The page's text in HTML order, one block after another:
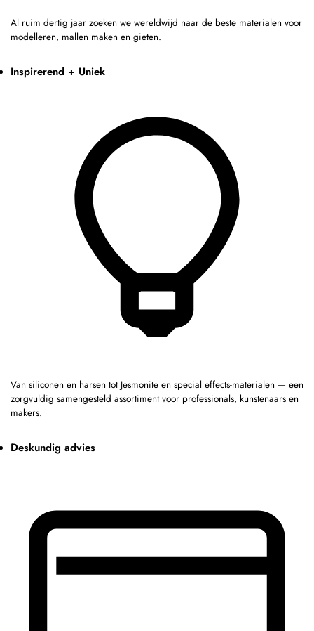
Al ruim dertig jaar zoeken we wereldwijd naar de beste materialen voor
modelleren, mallen maken en gieten.
Inspirerend + Uniek
Van siliconen en harsen tot Jesmonite en special effects-materialen — een
zorgvuldig samengesteld assortiment voor professionals, kunstenaars en
makers.
Deskundig advies